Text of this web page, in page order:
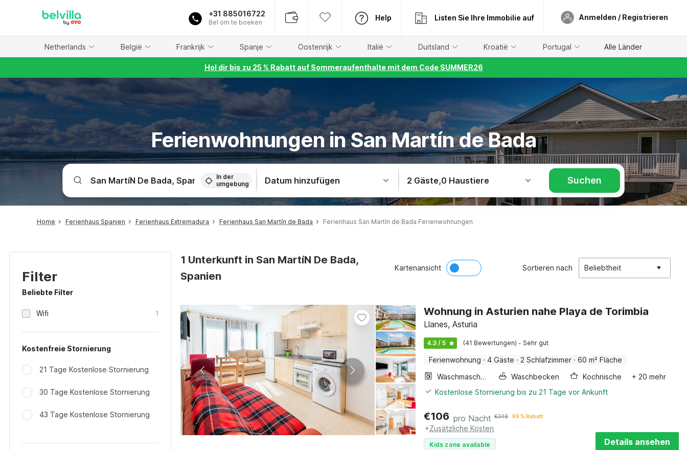
+31 885016722
Bel om te boeken
Help Listen Sie Ihre Immobilie auf Anmelden / Registrieren
Netherlands België Frankrijk Spanje Oostenrijk Italië Duitsland Kroatië Portugal Alle Länder
Hol dir bis zu 25 % Rabatt auf Sommeraufenthalte mit dem Code SUMMER26
Ferienwohnungen in San Martín de Bada
In der
umgebung
Datum hinzufügen 2 Gäste,0 Haustiere Suchen
Home Ferienhaus Spanien Ferienhaus Extremadura Ferienhaus San Martín de Bada Ferienhaus San Martín de Bada Ferienwohnungen
Filter
Beliebte Filter
Wifi 1
Kostenfreie Stornierung
21 Tage Kostenlose Stornierung
30 Tage Kostenlose Stornierung
43 Tage Kostenlose Stornierung
1 Unterkunft in San MartíN De Bada,
Spanien
Kartenansicht Sortieren nach Beliebtheit
Wohnung in Asturien nahe Playa de Torimbia
Llanes, Asturia
4.3 / 5 (41 Bewertungen) · Sehr gut
Ferienwohnung · 4 Gäste · 2 Schlafzimmer · 60 m² Fläche
Waschmaschine
Waschbecken Kochnische
+ 20 mehr
Kostenlose Stornierung bis zu 21 Tage vor Ankunft
€106 pro Nacht €348 69 % Rabatt
+Zusätzliche Kosten
Kids zone available Details ansehen